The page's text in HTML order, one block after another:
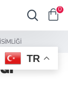
TR
0